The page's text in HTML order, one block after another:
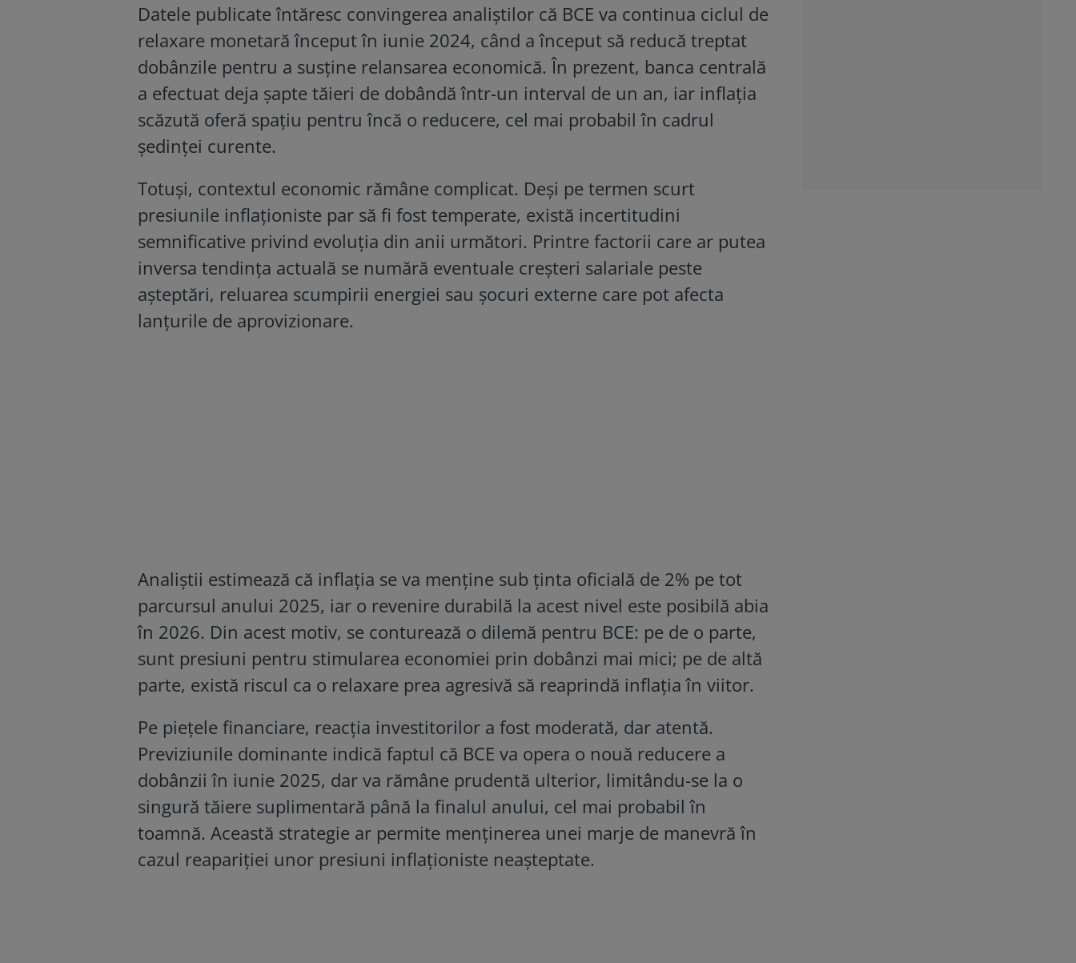
Datele publicate întăresc convingerea analiștilor că BCE va continua ciclul de
relaxare monetară început în iunie 2024, când a început să reducă treptat
dobânzile pentru a susține relansarea economică. În prezent, banca centrală
a efectuat deja șapte tăieri de dobândă într-un interval de un an, iar inflația
scăzută oferă spațiu pentru încă o reducere, cel mai probabil în cadrul
ședinței curente.
Totuși, contextul economic rămâne complicat. Deși pe termen scurt
presiunile inflaționiste par să fi fost temperate, există incertitudini
semnificative privind evoluția din anii următori. Printre factorii care ar putea
inversa tendința actuală se numără eventuale creșteri salariale peste
așteptări, reluarea scumpirii energiei sau șocuri externe care pot afecta
lanțurile de aprovizionare.
Analiștii estimează că inflația se va menține sub ținta oficială de 2% pe tot
parcursul anului 2025, iar o revenire durabilă la acest nivel este posibilă abia
în 2026. Din acest motiv, se conturează o dilemă pentru BCE: pe de o parte,
sunt presiuni pentru stimularea economiei prin dobânzi mai mici; pe de altă
parte, există riscul ca o relaxare prea agresivă să reaprindă inflația în viitor.
Pe piețele financiare, reacția investitorilor a fost moderată, dar atentă.
Previziunile dominante indică faptul că BCE va opera o nouă reducere a
dobânzii în iunie 2025, dar va rămâne prudentă ulterior, limitându-se la o
singură tăiere suplimentară până la finalul anului, cel mai probabil în
toamnă. Această strategie ar permite menținerea unei marje de manevră în
cazul reapariției unor presiuni inflaționiste neașteptate.